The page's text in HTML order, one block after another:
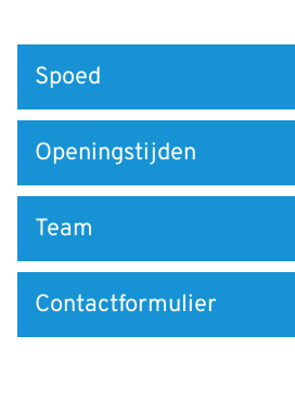
naar
Spoed
Openingstijden
Team
Contactformulier